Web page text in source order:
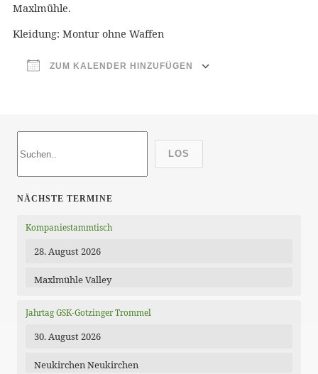
Maxlmühle.
Kleidung: Montur ohne Waffen
ZUM KALENDER HINZUFÜGEN
LOS
NÄCHSTE TERMINE
Kompaniestammtisch
28. August 2026
Maxlmühle Valley
Jahrtag GSK-Gotzinger Trommel
30. August 2026
Neukirchen Neukirchen